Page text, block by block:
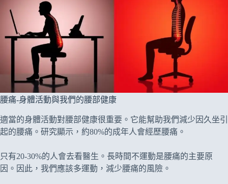
腰痛-身體活動與我們的腰部健康
適當的身體活動對腰部健康很重要。它能幫助我們減少因久坐引
起的腰痛。研究顯示，約80%的成年人會經歷腰痛。
只有20-30%的人會去看醫生。長時間不運動是腰痛的主要原
因。因此，我們應該多運動，減少腰痛的風險。